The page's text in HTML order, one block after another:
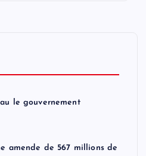
le gouvernement
amende de 567 millions de